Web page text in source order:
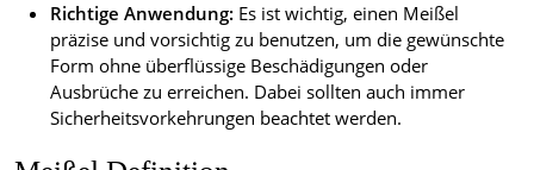
Richtige Anwendung: Es ist wichtig, einen Meißel
präzise und vorsichtig zu benutzen, um die gewünschte
Form ohne überflüssige Beschädigungen oder
Ausbrüche zu erreichen. Dabei sollten auch immer
Sicherheitsvorkehrungen beachtet werden.